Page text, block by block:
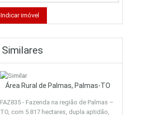
Similares
Área Rural de Palmas, Palmas-TO
FAZ835 - Fazenda na região de Palmas –
TO, com 5.817 hectares, dupla aptidão,